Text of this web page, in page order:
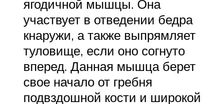
ягодичной мышцы. Она
участвует в отведении бедра
кнаружи, а также выпрямляет
туловище, если оно согнуто
вперед. Данная мышца берет
свое начало от гребня
подвздошной кости и широкой